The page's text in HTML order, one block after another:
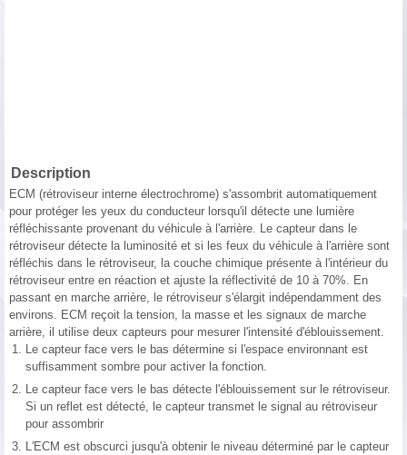
Description
ECM (rétroviseur interne électrochrome) s'assombrit automatiquement
pour protéger les yeux du conducteur lorsqu'il détecte une lumière
réfléchissante provenant du véhicule à l'arrière. Le capteur dans le
rétroviseur détecte la luminosité et si les feux du véhicule à l'arrière sont
réfléchis dans le rétroviseur, la couche chimique présente à l'intérieur du
rétroviseur entre en réaction et ajuste la réflectivité de 10 à 70%. En
passant en marche arrière, le rétroviseur s'élargit indépendamment des
environs. ECM reçoit la tension, la masse et les signaux de marche
arrière, il utilise deux capteurs pour mesurer l'intensité d'éblouissement.
1. Le capteur face vers le bas détermine si l'espace environnant est
suffisamment sombre pour activer la fonction.
2. Le capteur face vers le bas détecte l'éblouissement sur le rétroviseur.
Si un reflet est détecté, le capteur transmet le signal au rétroviseur
pour assombrir
3. L′ECM est obscurci jusqu'à obtenir le niveau déterminé par le capteur